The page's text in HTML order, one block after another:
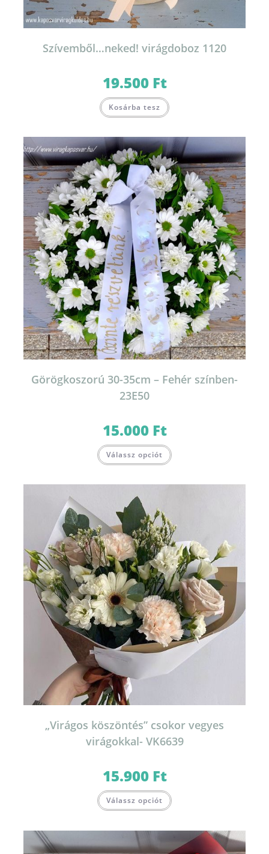
Szívemből…neked! virágdoboz 1120
19.500 Ft
Kosárba tesz
Görögkoszorú 30-35cm – Fehér színben-
23E50
15.000 Ft
Válassz opciót
„Virágos köszöntés” csokor vegyes
virágokkal- VK6639
15.900 Ft
Válassz opciót